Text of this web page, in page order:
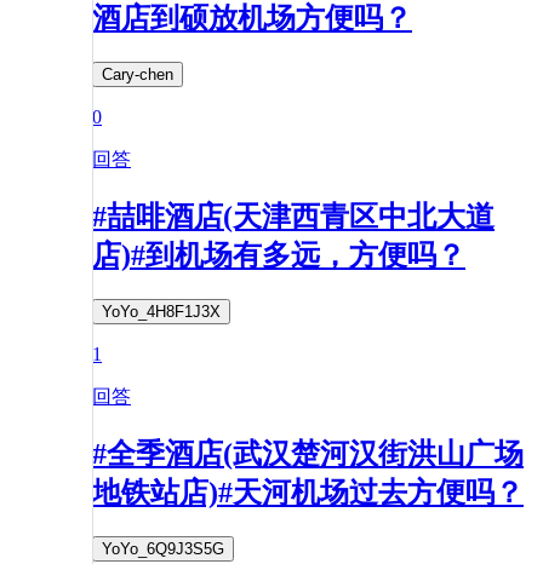
酒店到硕放机场方便吗？
Cary-chen
0
回答
#喆啡酒店(天津西青区中北大道
店)#到机场有多远，方便吗？
YoYo_4H8F1J3X
1
回答
#全季酒店(武汉楚河汉街洪山广场
地铁站店)#天河机场过去方便吗？
YoYo_6Q9J3S5G